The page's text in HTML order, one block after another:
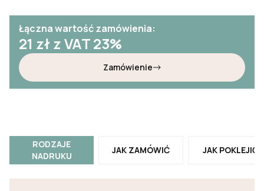
Łączna wartość zamówienia:
21 zł z VAT 23%
Zamówienie
RODZAJE
NADRUKU
JAK ZAMÓWIĆ JAK POKLEJIĆ